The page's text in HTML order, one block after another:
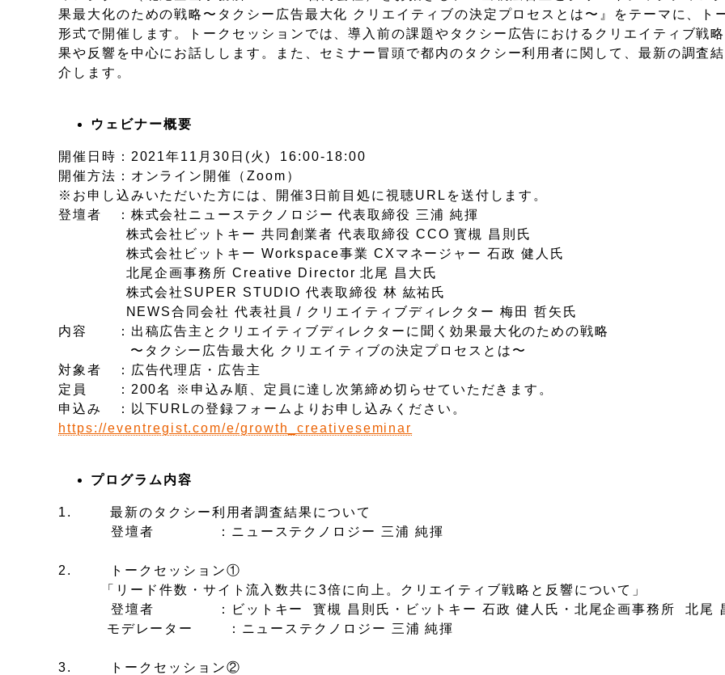
果最大化のための戦略〜タクシー広告最大化 クリエイティブの決定プロセスとは〜』をテーマに、ト
形式で開催します。トークセッションでは、導入前の課題やタクシー広告におけるクリエイティブ戦
果や反響を中心にお話しします。また、セミナー冒頭で都内のタクシー利用者に関して、最新の調査
介します。
ウェビナー概要
開催日時：2021年11月30日(火) 16:00-18:00
開催方法：オンライン開催（Zoom）
※お申し込みいただいた方には、開催3日前目処に視聴URLを送付します。
登壇者 ：株式会社ニューステクノロジー 代表取締役 三浦 純揮
株式会社ビットキー 共同創業者 代表取締役 CCO 寳槻 昌則氏
株式会社ビットキー Workspace事業 CXマネージャー 石政 健人氏
北尾企画事務所 Creative Director 北尾 昌大氏
株式会社SUPER STUDIO 代表取締役 林 紘祐氏
NEWS合同会社 代表社員 / クリエイティブディレクター 梅田 哲矢氏
内容 ：出稿広告主とクリエイティブディレクターに聞く効果最大化のための戦略
〜タクシー広告最大化 クリエイティブの決定プロセスとは〜
対象者 ：広告代理店・広告主
定員 ：200名 ※申込み順、定員に達し次第締め切らせていただきます。
申込み ：以下URLの登録フォームよりお申し込みください。
https://eventregist.com/e/growth_creativeseminar
プログラム内容
1. 最新のタクシー利用者調査結果について
登壇者 ：ニューステクノロジー 三浦 純揮
2. トークセッション①
「リード件数・サイト流入数共に3倍に向上。クリエイティブ戦略と反響について」
登壇者 ：ビットキー 寳槻 昌則氏・ビットキー 石政 健人氏・北尾企画事務所 北尾
モデレーター ：ニューステクノロジー 三浦 純揮
3. トークセッション②